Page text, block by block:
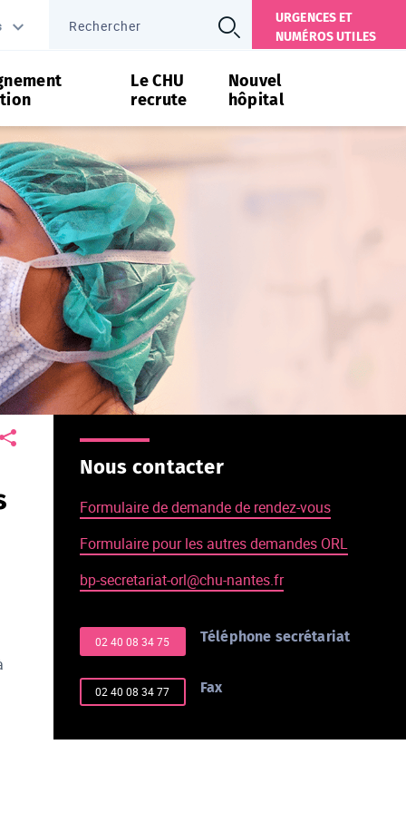
URGENCES ET
NUMÉROS UTILES
Le CHU
recrute
Nouvel
hôpital
Nous contacter
Formulaire de demande de rendez-vous
Formulaire pour les autres demandes ORL
bp-secretariat-orl@chu-nantes.fr
Téléphone secrétariat
02 40 08 34 75
Fax
02 40 08 34 77